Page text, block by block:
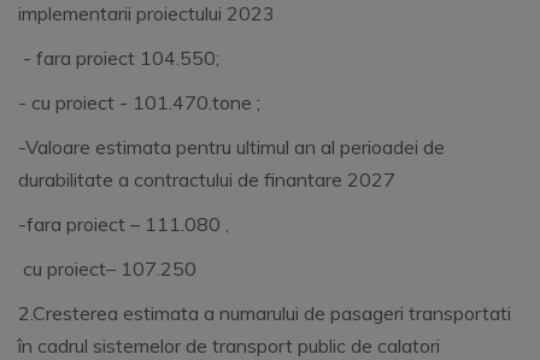
implementarii proiectului 2023
- fara proiect 104.550;
- cu proiect - 101.470.tone ;
-Valoare estimata pentru ultimul an al perioadei de
durabilitate a contractului de finantare 2027
-fara proiect – 111.080 ,
cu proiect– 107.250
2.Cresterea estimata a numarului de pasageri transportati
în cadrul sistemelor de transport public de calatori